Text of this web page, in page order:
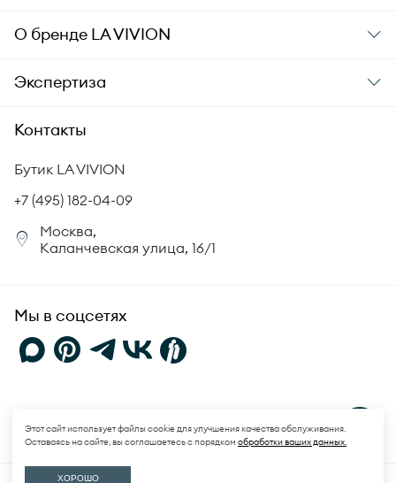
Этот сайт использует файлы cookie для улучшения качества обслуживания.
Оставаясь на сайте, вы соглашаетесь с порядком обработки ваших данных.
ХОРОШО
Уход за украшениями
Аксессуары
Заказ и оплата
Гарантия подлинности
Комплект документов
Политика возврата
Сертификация бриллиантов
Юридическая информация
О бренде LA VIVION
О компании
СМИ о нас
Корпоративный портал
Экспертиза
Академия LA VIVION
Статьи
Контакты
Бутик LA VIVION
+7 (495) 182-04-09
Москва,
Каланчевская улица, 16/1
Мы в соцсетях
© 2026 LA VIVION. Все права защищены.
иПользовательское соглашение